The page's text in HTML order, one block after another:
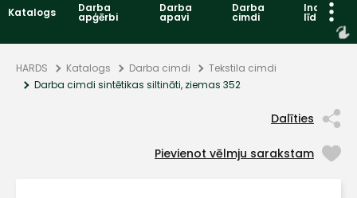
Katalogs Darba
apģērbi
Darba
apavi
Darba
cimdi līdzekļi
HARDS Katalogs Darba cimdi
Tekstila cimdi
Darba cimdi sintētikas siltināti, ziemas 352
Dalīties
Pievienot vēlmju sarakstam